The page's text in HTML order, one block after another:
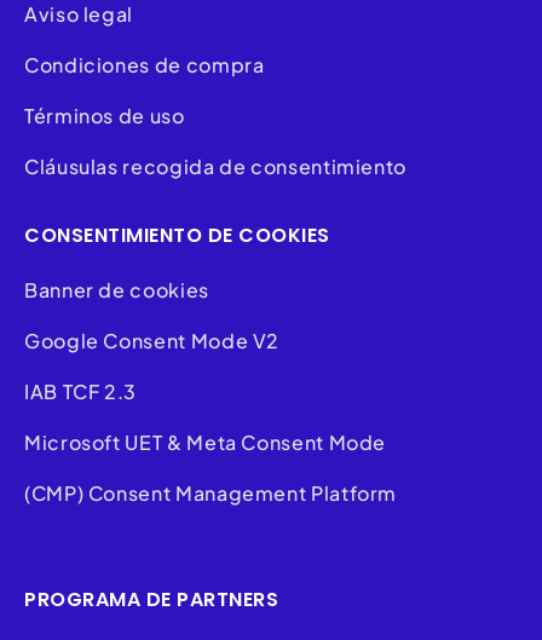
Aviso legal
Condiciones de compra
Términos de uso
Cláusulas recogida de consentimiento
CONSENTIMIENTO DE COOKIES
Banner de cookies
Google Consent Mode V2
IAB TCF 2.3
Microsoft UET & Meta Consent Mode
(CMP) Consent Management Platform
PROGRAMA DE PARTNERS